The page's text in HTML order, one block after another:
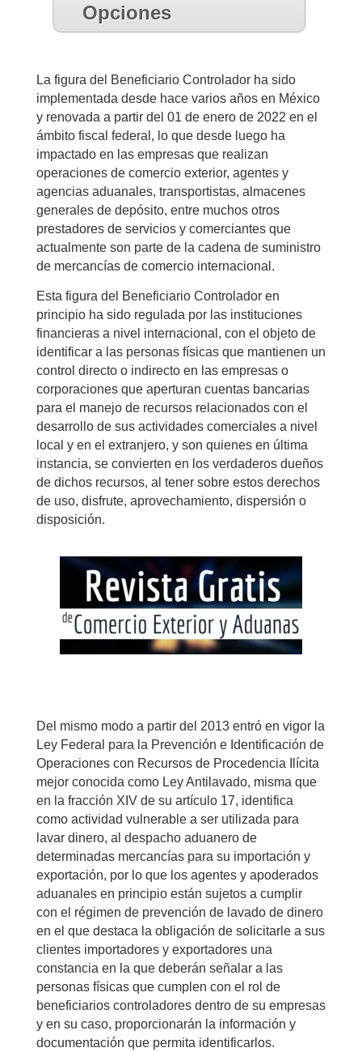
Opciones
La figura del Beneficiario Controlador ha sido
implementada desde hace varios años en México
y renovada a partir del 01 de enero de 2022 en el
ámbito fiscal federal, lo que desde luego ha
impactado en las empresas que realizan
operaciones de comercio exterior, agentes y
agencias aduanales, transportistas, almacenes
generales de depósito, entre muchos otros
prestadores de servicios y comerciantes que
actualmente son parte de la cadena de suministro
de mercancías de comercio internacional.
Esta figura del Beneficiario Controlador en
principio ha sido regulada por las instituciones
financieras a nivel internacional, con el objeto de
identificar a las personas físicas que mantienen un
control directo o indirecto en las empresas o
corporaciones que aperturan cuentas bancarias
para el manejo de recursos relacionados con el
desarrollo de sus actividades comerciales a nivel
local y en el extranjero, y son quienes en última
instancia, se convierten en los verdaderos dueños
de dichos recursos, al tener sobre estos derechos
de uso, disfrute, aprovechamiento, dispersión o
disposición.
Del mismo modo a partir del 2013 entró en vigor la
Ley Federal para la Prevención e Identificación de
Operaciones con Recursos de Procedencia Ilícita
mejor conocida como Ley Antilavado, misma que
en la fracción XIV de su artículo 17, identifica
como actividad vulnerable a ser utilizada para
lavar dinero, al despacho aduanero de
determinadas mercancías para su importación y
exportación, por lo que los agentes y apoderados
aduanales en principio están sujetos a cumplir
con el régimen de prevención de lavado de dinero
en el que destaca la obligación de solicitarle a sus
clientes importadores y exportadores una
constancia en la que deberán señalar a las
personas físicas que cumplen con el rol de
beneficiarios controladores dentro de su empresas
y en su caso, proporcionarán la información y
documentación que permita identificarlos.